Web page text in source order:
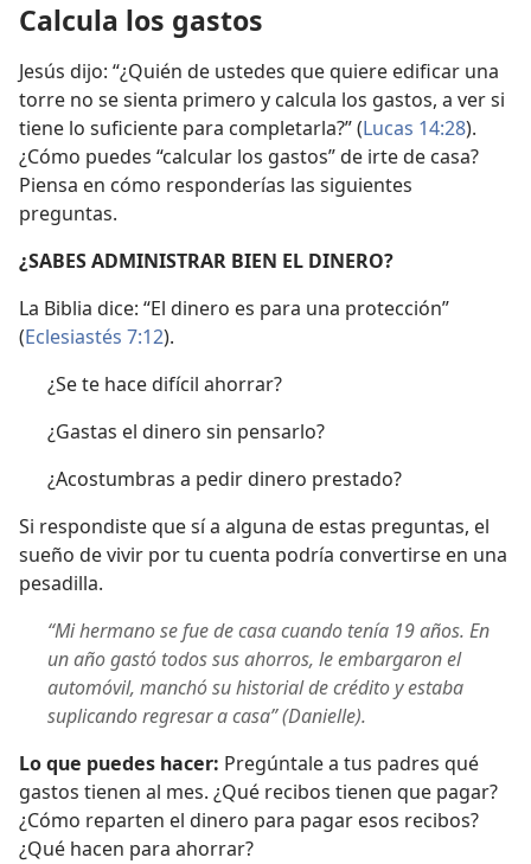
Calcula los gastos
Jesús dijo: “¿Quién de ustedes que quiere edificar una
torre no se sienta primero y calcula los gastos, a ver si
tiene lo suficiente para completarla?” (Lucas 14:28).
¿Cómo puedes “calcular los gastos” de irte de casa?
Piensa en cómo responderías las siguientes
preguntas.
¿SABES ADMINISTRAR BIEN EL DINERO?
La Biblia dice: “El dinero es para una protección”
(Eclesiastés 7:12).
¿Se te hace difícil ahorrar?
¿Gastas el dinero sin pensarlo?
¿Acostumbras a pedir dinero prestado?
Si respondiste que sí a alguna de estas preguntas, el
sueño de vivir por tu cuenta podría convertirse en una
pesadilla.
“Mi hermano se fue de casa cuando tenía 19 años. En
un año gastó todos sus ahorros, le embargaron el
automóvil, manchó su historial de crédito y estaba
suplicando regresar a casa” (Danielle).
Lo que puedes hacer: Pregúntale a tus padres qué
gastos tienen al mes. ¿Qué recibos tienen que pagar?
¿Cómo reparten el dinero para pagar esos recibos?
¿Qué hacen para ahorrar?